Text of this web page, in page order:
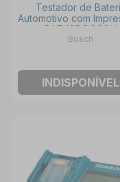
Testador de
Automotivo com
BAT 135 BOSCH
Bosch
INDISPONÍVEL